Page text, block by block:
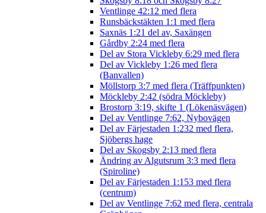
Ventlinge 42:12 med flera
Runsbäckstäkten 1:1 med flera
Saxnäs 1:21 del av, Saxängen
Gårdby 2:24 med flera
Del av Stora Vickleby 6:29 med flera
Del av Vickleby 1:26 med flera
(Banvallen)
Möllstorp 3:7 med flera (Träffpunkten)
Möckleby 2:42 (södra Möckleby)
Brostorp 3:19, skifte 1 (Lökenäsvägen)
Del av Ventlinge 7:62, Nybovägen
Del av Färjestaden 1:232 med flera,
Sjöbergs hage
Del av Skogsby 2:13 med flera
Ändring av Algutsrum 3:3 med flera
(Spiroline)
Del av Färjestaden 1:153 med flera
(centrum)
Del av Ventlinge 7:62 med flera, centrala